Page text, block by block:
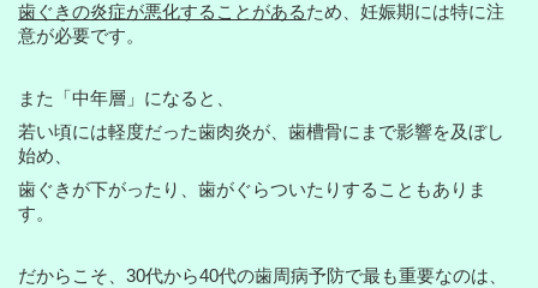
歯ぐきの炎症が悪化することがあるため、妊娠期には特に注
意が必要です。
また「中年層」になると、
若い頃には軽度だった歯肉炎が、歯槽骨にまで影響を及ぼし
始め、
歯ぐきが下がったり、歯がぐらついたりすることもありま
す。
だからこそ、30代から40代の歯周病予防で最も重要なのは、